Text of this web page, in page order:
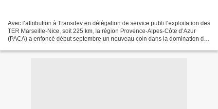
Avec l’attribution à Transdev en délégation de service publi l’exploitation des
TER Marseille-Nice, soit 225 km, la région Provence-Alpes-Côte d’Azur
(PACA) a enfoncé début septembre un nouveau coin dans la domination de